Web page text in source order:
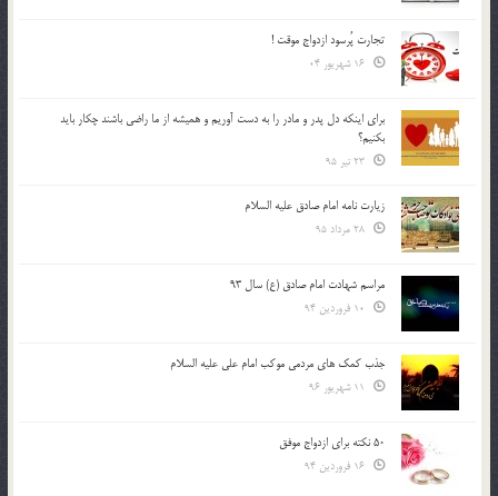
تجارت پُرسود ازدواج موقت !
براي اينكه دل پدر و مادر را به دست آوريم و هميشه از ما راضي باشند چكار بايد
بكنيم؟
زیارت نامه امام صادق علیه السلام
مراسم شهادت امام صادق (ع) سال 93
جذب کمک های مردمی موکب امام علی علیه السلام
50 نکته برای ازدواج موفق